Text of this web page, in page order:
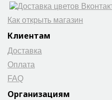
Как открыть магазин
Клиентам
Доставка
Оплата
FAQ
Организациям